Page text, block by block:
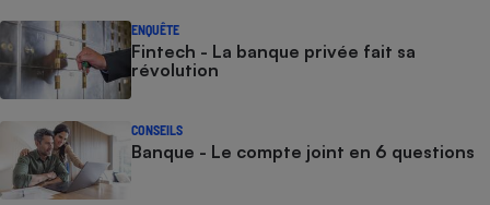
ENQUÊTE
Fintech - La banque privée fait sa
révolution
CONSEILS
Banque - Le compte joint en 6 questions